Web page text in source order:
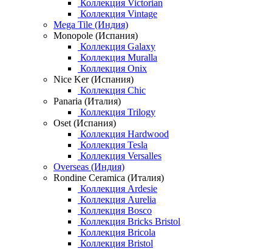
Коллекция Victorian
Коллекция Vintage
Mega Tile (Индия)
Monopole (Испания)
Коллекция Galaxy
Коллекция Muralla
Коллекция Onix
Nice Ker (Испания)
Коллекция Chic
Panaria (Италия)
Коллекция Trilogy
Oset (Испания)
Коллекция Hardwood
Коллекция Tesla
Коллекция Versalles
Overseas (Индия)
Rondine Ceramica (Италия)
Коллекция Ardesie
Коллекция Aurelia
Коллекция Bosco
Коллекция Bricks Bristol
Коллекция Bricola
Коллекция Bristol